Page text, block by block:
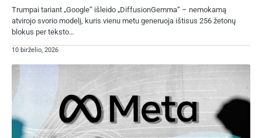
Trumpai tariant „Google“ išleido „DiffusionGemma“ – nemokamą
atvirojo svorio modelį, kuris vienu metu generuoja ištisus 256 žetonų
blokus per teksto…
10 birželio, 2026